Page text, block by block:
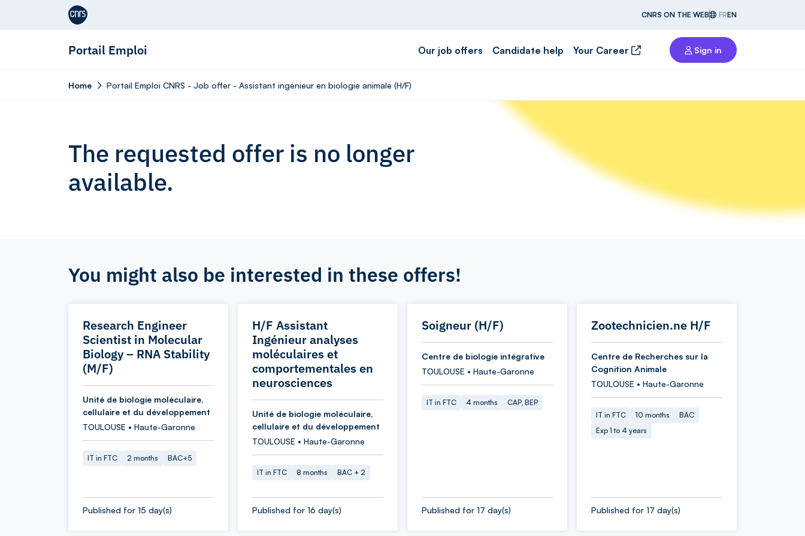
Aller au contenu
CNRS ON THE WEB FREN
Portail Emploi Our job offers Candidate help Your Career Sign in
Home Portail Emploi CNRS - Job offer - Assistant ingénieur en biologie animale (H/F)
The requested offer is no longer
available.
You might also be interested in these offers!
Research Engineer
Scientist in Molecular
Biology – RNA Stability
(M/F)
Unité de biologie moléculaire,
cellulaire et du développement
TOULOUSE • Haute-Garonne
IT in FTC 2 months BAC+5
Published for 15 day(s)
H/F Assistant
Ingénieur analyses
moléculaires et
comportementales en
neurosciences
Unité de biologie moléculaire,
cellulaire et du développement
TOULOUSE • Haute-Garonne
IT in FTC 8 months BAC + 2
Published for 16 day(s)
Soigneur (H/F)
Centre de biologie intégrative
TOULOUSE • Haute-Garonne
IT in FTC 4 months CAP, BEP
Published for 17 day(s)
Zootechnicien.ne H/F
Centre de Recherches sur la
Cognition Animale
TOULOUSE • Haute-Garonne
IT in FTC 10 months
BAC
Exp 1 to 4 years
Published for 17 day(s)